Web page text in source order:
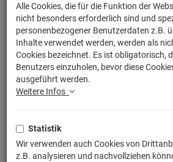
Alle Cookies, die für die Funktion der
nicht besonders erforderlich sind und
personenbezogener Benutzerdaten z.B.
Inhalte verwendet werden, werden als
Cookies bezeichnet. Es ist obligatorisch,
Benutzers einzuholen, bevor diese
ausgeführt werden.
Weitere Infos
Statistik
Wir verwenden auch Cookies von
z.B. analysieren und nachvollziehen